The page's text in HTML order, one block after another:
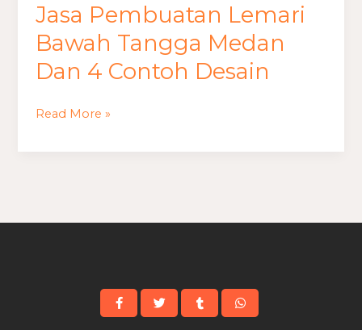
Jasa Pembuatan Lemari
Bawah Tangga Medan
Dan 4 Contoh Desain
Read More »